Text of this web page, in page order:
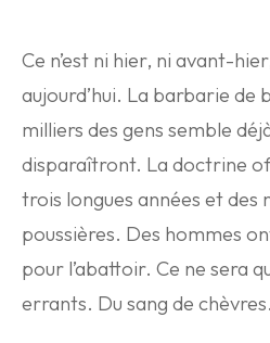
Ce n’est ni hier, ni avant-
aujourd’hui. La barbarie de
milliers des gens semble
disparaîtront. La doctrine
trois longues années et des
poussières. Des hommes
pour l’abattoir. Ce ne sera
errants. Du sang de chèvres.